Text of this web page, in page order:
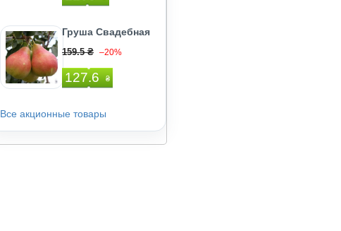
Груша Свадебная
159.5 ₴ –20%
127.6 ₴
Все акционные товары